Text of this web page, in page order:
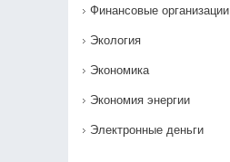
Финансовые организации
Экология
Экономика
Экономия энергии
Электронные деньги